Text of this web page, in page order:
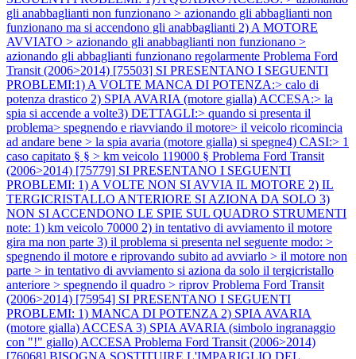
gli anabbaglianti non funzionano > azionando gli abbaglianti non
funzionano ma si accendono gli anabbaglianti 2) A MOTORE
AVVIATO > azionando gli anabbaglianti non funzionano >
azionando gli abbaglianti funzionano regolarmente Problema Ford
Transit (2006>2014) [75503] SI PRESENTANO I SEGUENTI
PROBLEMI:1) A VOLTE MANCA DI POTENZA:> calo di
potenza drastico 2) SPIA AVARIA (motore gialla) ACCESA:> la
spia si accende a volte3) DETTAGLI:> quando si presenta il
problema> spegnendo e riavviando il motore> il veicolo ricomincia
ad andare bene > la spia avaria (motore gialla) si spegne4) CASI:> 1
caso capitato § § > km veicolo 119000 § Problema Ford Transit
(2006>2014) [75779] SI PRESENTANO I SEGUENTI
PROBLEMI: 1) A VOLTE NON SI AVVIA IL MOTORE 2) IL
TERGICRISTALLO ANTERIORE SI AZIONA DA SOLO 3)
NON SI ACCENDONO LE SPIE SUL QUADRO STRUMENTI
note: 1) km veicolo 70000 2) in tentativo di avviamento il motore
gira ma non parte 3) il problema si presenta nel seguente modo: >
spegnendo il motore e riprovando subito ad avviarlo > il motore non
parte > in tentativo di avviamento si aziona da solo il tergicristallo
anteriore > spegnendo il quadro > riprov Problema Ford Transit
(2006>2014) [75954] SI PRESENTANO I SEGUENTI
PROBLEMI: 1) MANCA DI POTENZA 2) SPIA AVARIA
(motore gialla) ACCESA 3) SPIA AVARIA (simbolo ingranaggio
con "!" giallo) ACCESA Problema Ford Transit (2006>2014)
[76068] BISOGNA SOSTITUIRE L'IMPARIGLIO DEL